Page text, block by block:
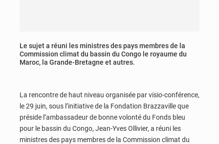
Le sujet a réuni les ministres des pays membres de la
Commission climat du bassin du Congo le royaume du
Maroc, la Grande-Bretagne et autres.
La rencontre de haut niveau organisée par visio-conférence,
le 29 juin, sous l’initiative de la Fondation Brazzaville que
préside l’ambassadeur de bonne volonté du Fonds bleu
pour le bassin du Congo, Jean-Yves Ollivier, a réuni les
ministres des pays membres de la Commission climat du